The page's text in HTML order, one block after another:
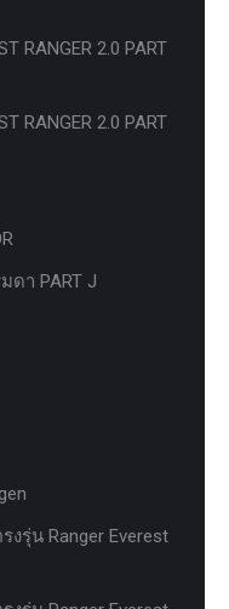
RANGER 2.0 PART
RANGER 2.0 PART
ดา PART J
รุ่น Ranger Everest